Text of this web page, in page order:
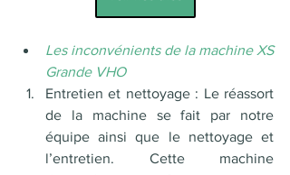
Les inconvénients de la machine XS
Grande VHO
Entretien et nettoyage : Le réassort
de la machine se fait par notre
équipe ainsi que le nettoyage et
l’entretien. Cette machine